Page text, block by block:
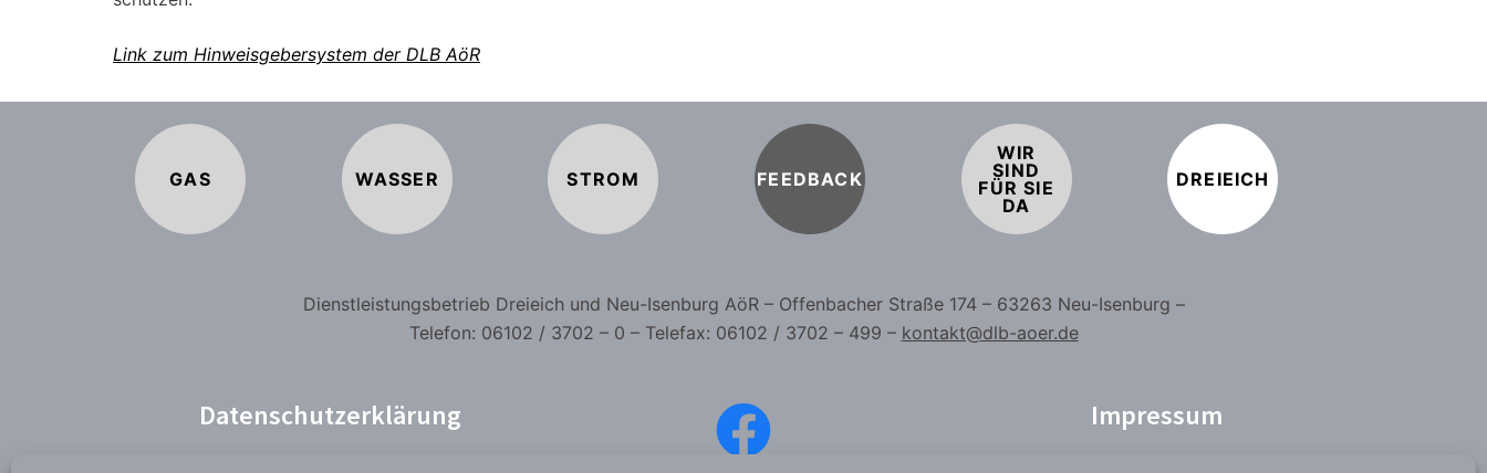
Link zum Hinweisgebersystem der DLB AöR
GAS WASSER STROM FEEDBACK
WIR
SIND
FÜR SIE
DA
DREIEICH
Dienstleistungsbetrieb Dreieich und Neu-Isenburg AöR – Offenbacher Straße 174 – 63263 Neu-Isenburg –
Telefon: 06102 / 3702 – 0 – Telefax: 06102 / 3702 – 499 – kontakt@dlb-aoer.de
Datenschutzerklärung Impressum